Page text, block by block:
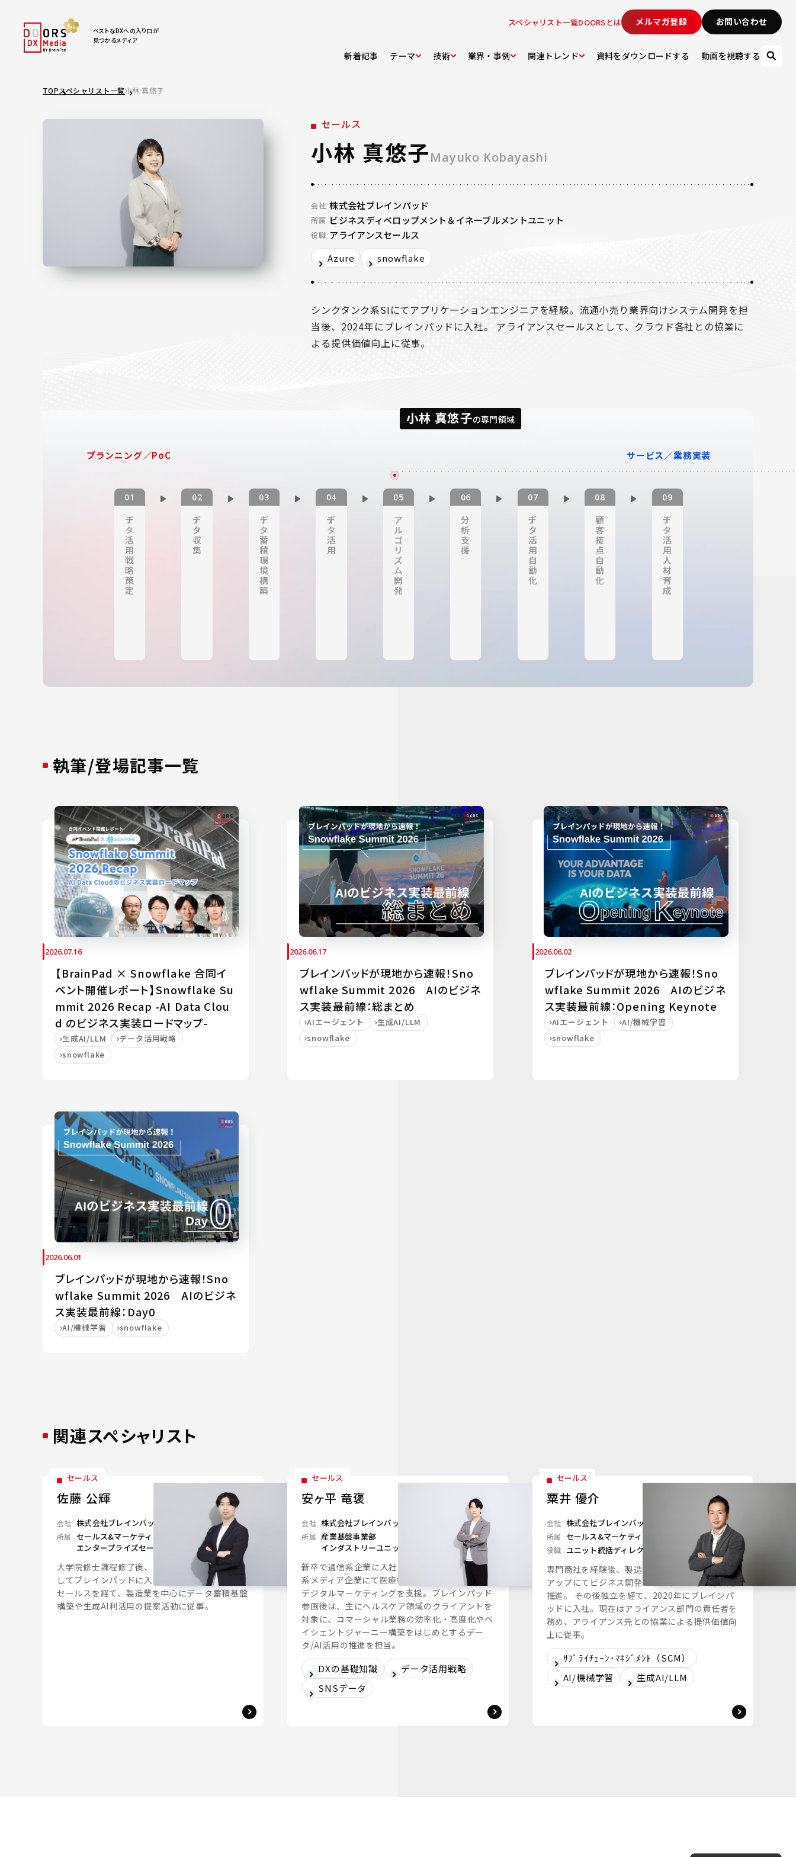
ベストなDXへの入り口が
見つかるメディア
スペシャリスト一覧DOORSとは メルマガ登録 お問い合わせ
新着記事 テーマ 技術 業界・事例 関連トレンド 資料をダウンロードする 動画を視聴する
TOPスペシャリスト一覧小林 真悠子
セールス
小林 真悠子Mayuko Kobayashi
会社 株式会社ブレインパッド
所属 ビジネスディベロップメント＆イネーブルメントユニット
役職 アライアンスセールス
Azure
snowflake
シンクタンク系SIにてアプリケーションエンジニアを経験。流通小売り業界向けシステム開発を担
当後、2024年にブレインパッドに入社。 アライアンスセールスとして、クラウド各社との協業に
よる提供価値向上に従事。
小林 真悠子の専門領域
プランニング／PoC サービス／業務実装
デー
タ
活
用
戦
略
策
定
デー
タ
収
集
デー
タ
蓄
積
環
境
構
築
デー
タ
活
用
ア
ル
ゴ
リ
ズ
ム
開
発
分
析
支
援
デー
タ
活
用
自
動
化
顧
客
接
点
自
動
化
デー
タ
活
用
人
材
育
成
執筆/登場記事一覧
2026.07.16
【BrainPad × Snowflake 合同イ
ベント開催レポート】Snowflake Su
mmit 2026 Recap -AI Data Clou
d のビジネス実装ロードマップ-
生成AI/LLM
データ活用戦略
snowflake
2026.06.17
ブレインパッドが現地から速報！Sno
wflake Summit 2026 AIのビジネ
ス実装最前線：総まとめ
AIエージェント
生成AI/LLM
snowflake
2026.06.02
ブレインパッドが現地から速報！Sno
wflake Summit 2026 AIのビジネ
ス実装最前線：Opening Keynote
AIエージェント
AI/機械学習
snowflake
2026.06.01
ブレインパッドが現地から速報！Sno
wflake Summit 2026 AIのビジネ
ス実装最前線：Day0
AI/機械学習 snowflake
関連スペシャリスト
セールス
佐藤 公輝
会社 株式会社ブレインパッド
所属 セールス&マーケティングユニット
エンタープライズセールス1グループ
大学院修士課程修了後、2023年に新卒で営業と
してブレインパッドに入社。入社後はインサイド
セールスを経て、製造業を中心にデータ蓄積基盤
構築や生成AI利活用の提案活動に従事。
セールス
安ヶ平 竜褒
会社 株式会社ブレインパッド
所属 産業基盤事業部
インダストリーユニット
新卒で通信系企業に入社し営業職に従事後、医療
系メディア企業にて医療機関・ヘルスケア企業の
デジタルマーケティングを支援。ブレインパッド
参画後は、主にヘルスケア領域のクライアントを
対象に、コマーシャル業務の効率化・高度化やペ
イシェントジャーニー構築をはじめとするデー
タ/AI活用の推進を担当。
DXの基礎知識
データ活用戦略
SNSデータ
セールス
粟井 優介
会社 株式会社ブレインパッド
所属 セールス&マーケティングユニット
役職 ユニット統括ディレクター
専門商社を経験後、製造業向け IoT×AI スタート
アップにてビジネス開発マネジャーとして事業を
推進。 その後独立を経て、2020年にブレインパ
ッドに入社。現在はアライアンス部門の責任者を
務め、アライアンス先との協業による提供価値向
上に従事。
ｻﾌﾟﾗｲﾁｪｰﾝ･ﾏﾈｼﾞﾒﾝﾄ（SCM）
AI/機械学習
生成AI/LLM